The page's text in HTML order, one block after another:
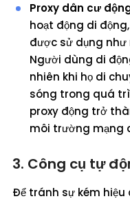
Proxy dân cư
hoạt động di
được sử dụng
Người dùng di
nhiên khi họ di
sóng trong quá
proxy động trở
môi trường mạng
3. Công cụ tự
Để tránh sự kém hiệu